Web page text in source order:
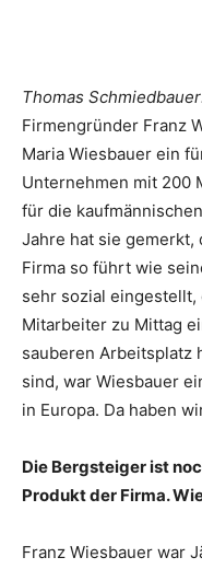
Thomas
Firmengründer Franz
Maria Wiesbauer ein
Unternehmen mit 200
für die
Jahre hat sie
Firma so führt wie
sehr sozial
Mitarbeiter zu Mittag
sauberen Arbeitsplatz
sind, war Wiesbauer
in Europa. Da haben
Die Bergsteiger ist
Produkt der Firma.
Franz Wiesbauer war